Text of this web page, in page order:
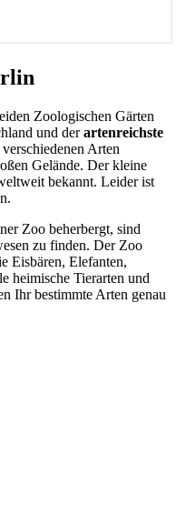
Zoologischen Gärten
und derartenreichste
Arten
Gelände. Der kleine
bekannt. Leider ist
Zoo beherbergt, sind
zu finden. Der Zoo
Eisbären, Elefanten,
heimische Tierarten und
Ihr bestimmte Arten genau